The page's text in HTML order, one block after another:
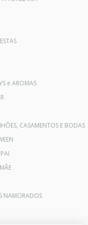
e AROMAS
CASAMENTOS E BODAS
NAMORADOS